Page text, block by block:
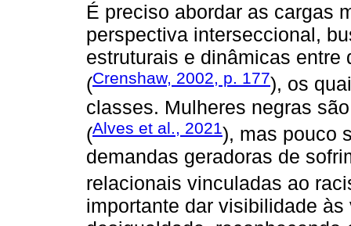
É preciso abordar as cargas
perspectiva interseccional,
estruturais e dinâmicas entre
(Crenshaw, 2002, p. 177), os
classes. Mulheres negras
(Alves et al., 2021), mas pouco
demandas geradoras de
relacionais vinculadas ao
importante dar visibilidade